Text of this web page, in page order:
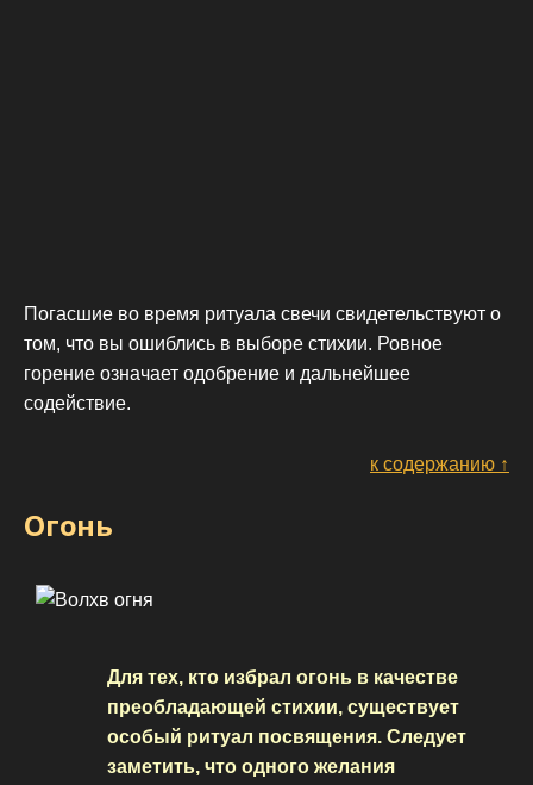
Погасшие во время ритуала свечи свидетельствуют о
том, что вы ошиблись в выборе стихии. Ровное
горение означает одобрение и дальнейшее
содействие.
к содержанию ↑
Огонь
Для тех, кто избрал огонь в качестве
преобладающей стихии, существует
особый ритуал посвящения. Следует
заметить, что одного желания